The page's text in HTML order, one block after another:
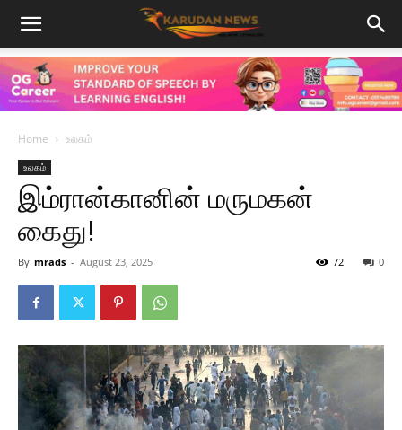
Home உலகம்
உலகம்
இம்ரான்கானின் மருமகன்
கைது!
By mrads - August 23, 2025 0
72